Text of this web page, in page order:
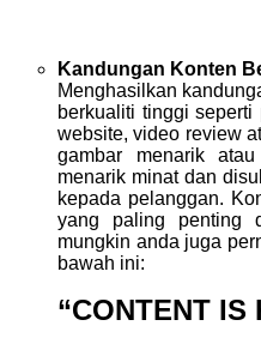
Kandungan Konten
Menghasilkan
berkualiti tinggi
website, video review
gambar menarik
menarik minat dan
kepada pelanggan.
yang paling penting
mungkin anda juga
bawah ini:
“CONTENT IS